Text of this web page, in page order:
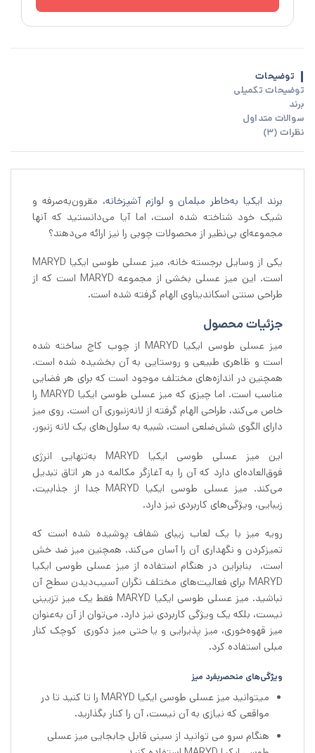
توضیحات
توضیحات تکمیلی
برند
سوالات متداول
نظرات (3)
برند ایکیا به‌خاطر مبلمان و لوازم آشپزخانه، مقرون‌به‌صرفه و
شیک خود شناخته شده است، اما آیا می‌دانستید که آنها
مجموعه‌ای بی‌نظیر از محصولات چوبی را نیز ارائه می‌دهند؟
یکی از وسایل برجسته خانه، میز عسلی طوسی ایکیا MARYD
است. این میز عسلی بخشی از مجموعه MARYD است که از
طراحی سنتی اسکاندیناوی الهام گرفته شده است.
جزئیات محصول
میز عسلی طوسی ایکیا MARYD از چوب کاج ساخته شده
است و ظاهری طبیعی و روستایی به آن بخشیده شده است.
همچنین در اندازه‌های مختلف موجود است که برای هر فضایی
مناسب است. اما چیزی که میز عسلی طوسی ایکیا MARYD را
خاص می‌کند، طراحی الهام گرفته از لانه‌زنبوری آن است. روی میز
دارای الگوی شش‌ضلعی است، شبیه به سلول‌های یک لانه زنبور.
این میز عسلی طوسی ایکیا MARYD به‌تنهایی انرژی
فوق‌العاده‌ای دارد که آن را به آغازگر مکالمه در هر اتاق تبدیل
می‌کند. میز عسلی طوسی ایکیا MARYD جدا از جذابیت،
زیبایی، ویژگی‌های کاربردی نیز دارد.
رویه میز با یک لعاب زیبای شفاف پوشیده شده است که
تمیزکردن و نگهداری آن را آسان می‌کند. همچنین میز ضد خش
است، بنابراین در هنگام استفاده از میز عسلی طوسی ایکیا
MARYD برای فعالیت‌های مختلف نگران آسیب‌دیدن سطح آن
نباشید. میز عسلی طوسی ایکیا MARYD فقط یک میز تزیینی
نیست، بلکه یک ویژگی کاربردی نیز دارد. می‌توان از آن به‌عنوان
میز قهوه‌خوری، میز پذیرایی و یا حتی میز دکوری کوچک کنار
مبلی استفاده کرد.
ویژگی‌های منحصربفرد میز
میتوانید میز عسلی طوسی ایکیا MARYD را تا کنید تا در
مواقعی که نیازی به آن نیست، آن را کنار بگذارید.
هنگام سرو می توانید از سینی قابل جابجایی میز عسلی